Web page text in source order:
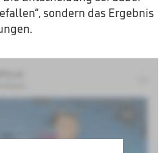
sondern das Ergebnis